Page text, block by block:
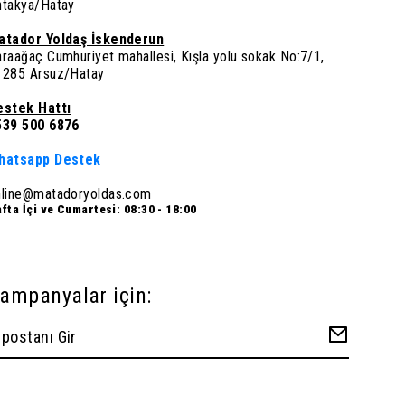
Hatay
Yoldaş İskenderun
Cumhuriyet mahallesi, Kışla yolu sokak No:7/1,
Arsuz/Hatay
Hattı
500 6876
Destek
İçi ve Cumartesi: 08:30 - 18:00
için: